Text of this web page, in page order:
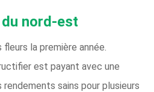
nord-est
la première année.
est payant avec une
sains pour plusieurs